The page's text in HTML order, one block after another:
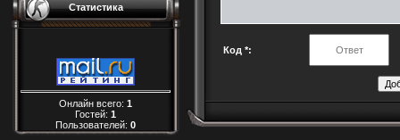
Статистика
Онлайн всего: 1
Гостей: 1
Пользователей: 0
Код *: